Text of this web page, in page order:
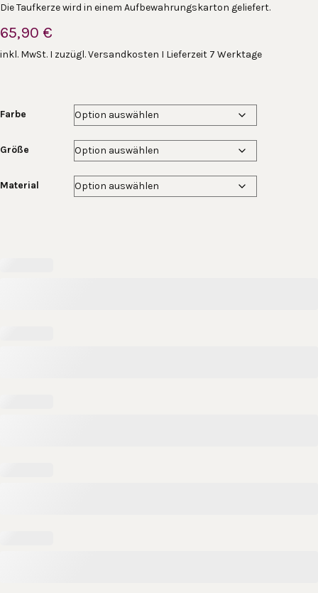
Die Taufkerze wird in einem Aufbewahrungskarton geliefert.
65,90 €
inkl. MwSt. I zuzügl. Versandkosten I Lieferzeit 7 Werktage
Farbe
Größe
Material